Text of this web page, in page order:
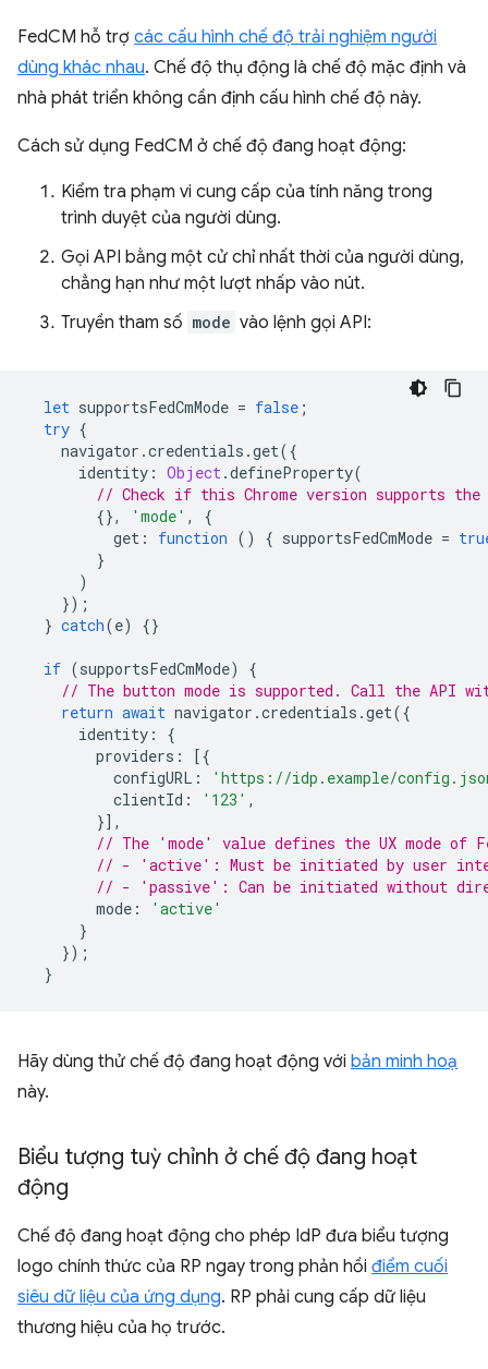
FedCM hỗ trợ các cấu hình chế độ trải nghiệm người
dùng khác nhau. Chế độ thụ động là chế độ mặc định và
nhà phát triển không cần định cấu hình chế độ này.
Cách sử dụng FedCM ở chế độ đang hoạt động:
Kiểm tra phạm vi cung cấp của tính năng trong
trình duyệt của người dùng.
Gọi API bằng một cử chỉ nhất thời của người dùng,
chẳng hạn như một lượt nhấp vào nút.
Truyền tham số mode vào lệnh gọi API:
let supportsFedCmMode = false ;
try {
navigator .credentials .get({
identity : Object .defineProperty(
// Check if this Chrome version supports the
{},
'mode' ,
{
get : function () { supportsFedCmMode =
}
)
});
} catch(e) {}
if (supportsFedCmMode)
{
// The button mode is supported. Call the API
return await navigator .credentials .get({
identity :
{
providers :
[{
configURL :
'https://idp.example/
clientId : '123' ,
}],
// The 'mode' value defines the UX mode of
// - 'active': Must be initiated by user
// - 'passive': Can be initiated without
mode :
'active'
}
});
}
Hãy dùng thử chế độ đang hoạt động với bản minh hoạ
này.
Biểu tượng tuỳ chỉnh ở chế độ đang hoạt
động
Chế độ đang hoạt động cho phép IdP đưa biểu tượng
logo chính thức của RP ngay trong phản hồi điểm cuối
siêu dữ liệu của ứng dụng. RP phải cung cấp dữ liệu
thương hiệu của họ trước.